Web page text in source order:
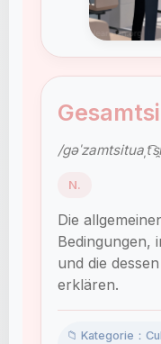
/
N.
Die
Bedingungen,
und die
erklären.
📁 Kategorie：